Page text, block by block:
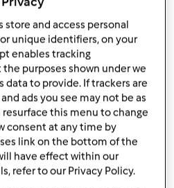
komentarze
store and access personal
unique identifiers, on your
enables tracking
purposes shown under we
data to provide. If trackers are
ads you see may not be as
this menu to change
consent at any time by
link on the bottom of the
have effect within our
refer to our Privacy Policy.